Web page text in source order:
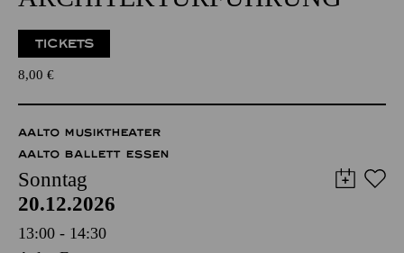
TICKETS
8,00 €
AALTO MUSIKTHEATER
AALTO BALLETT ESSEN
Sonntag
20.12.2026
13:00 - 14:30